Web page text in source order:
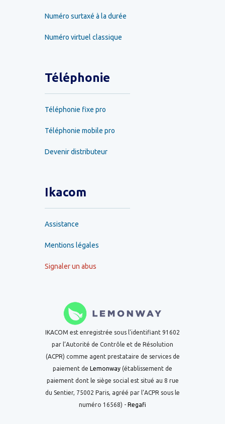
Numéro surtaxé à la durée
Numéro virtuel classique
Téléphonie
Téléphonie fixe pro
Téléphonie mobile pro
Devenir distributeur
Ikacom
Assistance
Mentions légales
Signaler un abus
IKACOM est enregistrée sous l'identifiant 91602
par l’Autorité de Contrôle et de Résolution
(ACPR) comme agent prestataire de services de
paiement de Lemonway (établissement de
paiement dont le siège social est situé au 8 rue
du Sentier, 75002 Paris, agréé par l’ACPR sous le
numéro 16568) - Regafi